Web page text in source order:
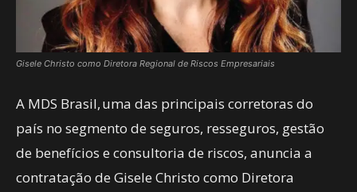
Gisele Christo como Diretora Regional de Riscos Empresariais
A MDS Brasil, uma das principais corretoras do
país no segmento de seguros, resseguros, gestão
de benefícios e consultoria de riscos, anuncia a
contratação de Gisele Christo como Diretora